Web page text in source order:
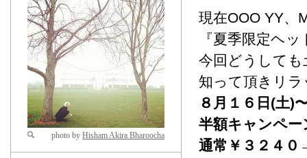
現在OOO YY、
『夏季限定ヘ
今回どうして
知って頂きリ
８月１６日(土)
半額キャンペ
通常￥３２４
Zoom
photo by Hisham Akira Bharoocha